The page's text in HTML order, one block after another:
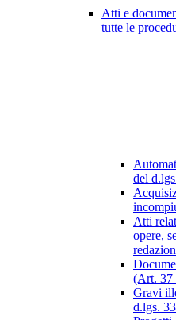
Atti e
tutte le
del
Atti
opere,
(Art. 37
Gravi
d.lgs.